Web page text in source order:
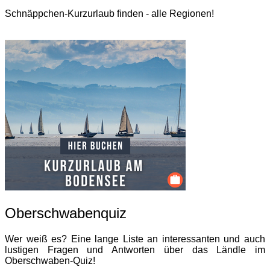
Schnäppchen-Kurzurlaub finden - alle Regionen!
Oberschwabenquiz
Wer weiß es? Eine lange Liste an interessanten und auch
lustigen Fragen und Antworten über das Ländle im
Oberschwaben-Quiz!